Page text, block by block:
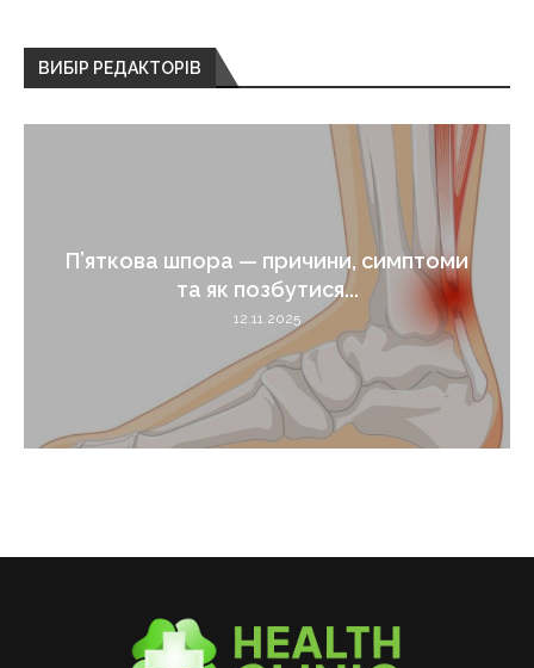
ВИБІР РЕДАКТОРІВ
П’яткова шпора — причини, симптоми
та як позбутися...
12.11.2025